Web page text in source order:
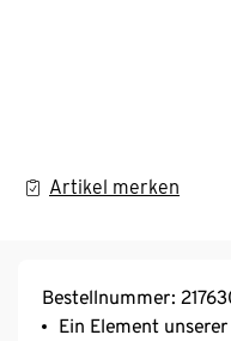
Artikel merken
Bestellnummer:
Ein Element